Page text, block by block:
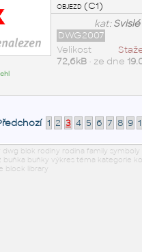
objezd (C1)
kat:
DWG2007
Velikost
72,6kB• ze dne
1 2 3 4 5 6 7 8 9
dwg blok rodiny rodina family symboly
buňka buňky výkres téma kategorie
block library